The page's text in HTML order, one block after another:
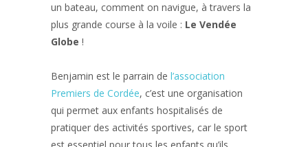
un bateau, comment on navigue, à travers la
plus grande course à la voile : Le Vendée
Globe !
Benjamin est le parrain de l’association
Premiers de Cordée, c’est une organisation
qui permet aux enfants hospitalisés de
pratiquer des activités sportives, car le sport